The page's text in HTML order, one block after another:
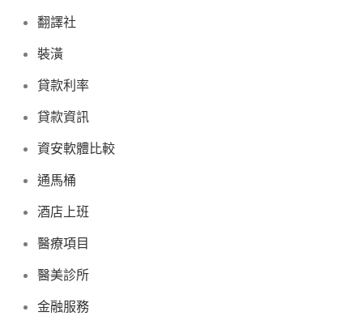
翻譯社
裝潢
貸款利率
貸款資訊
資安軟體比較
通馬桶
酒店上班
醫療項目
醫美診所
金融服務